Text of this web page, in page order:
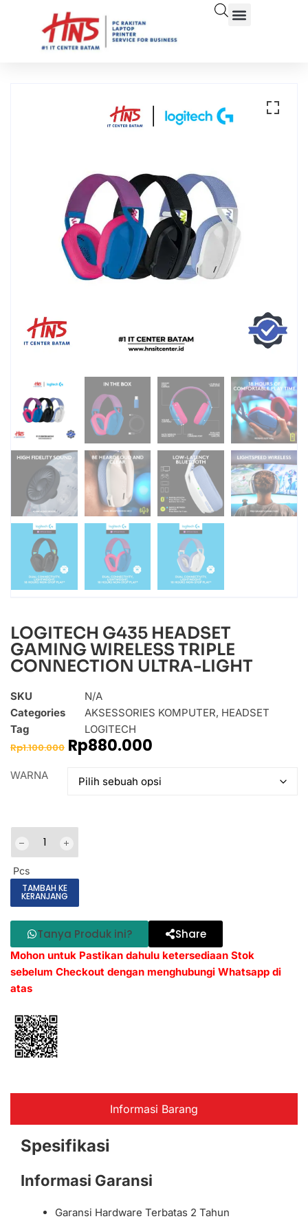
LOGITECH G435 HEADSET
GAMING WIRELESS TRIPLE
CONNECTION ULTRA-LIGHT
SKU
N/A
Categories
AKSESSORIES KOMPUTER, HEADSET
Tag
LOGITECH
Rp1.100.000 Rp880.000
WARNA
Pcs
TAMBAH KE
KERANJANG
Tanya Produk ini? Share
Mohon untuk Pastikan dahulu ketersediaan Stok
sebelum Checkout dengan menghubungi Whatsapp di
atas
Informasi Barang
Spesifikasi
Informasi Garansi
Garansi Hardware Terbatas 2 Tahun